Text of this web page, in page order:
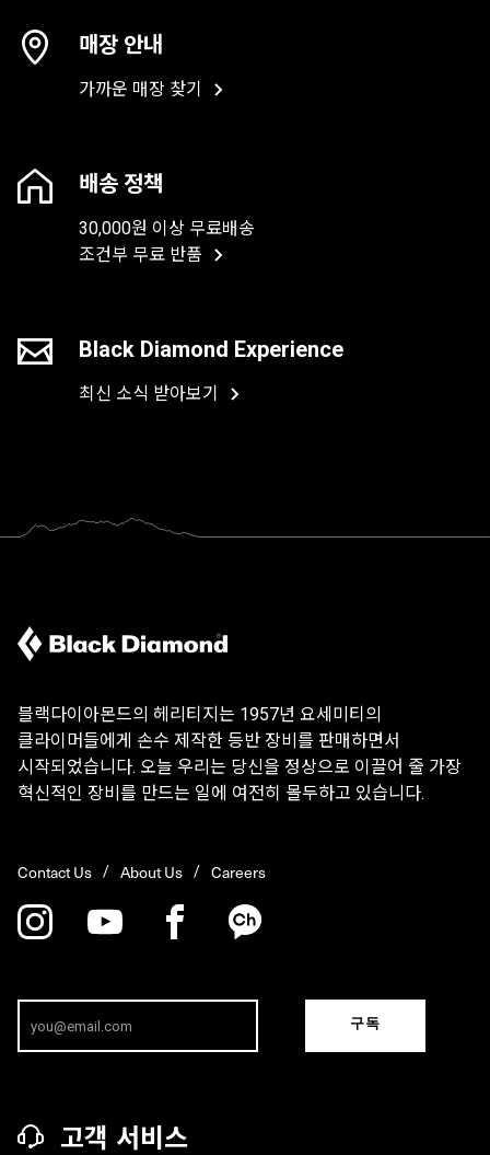
매장 안내
가까운 매장 찾기
배송 정책
30,000원 이상 무료배송
조건부 무료 반품
Black Diamond Experience
최신 소식 받아보기
블랙다이아몬드의 헤리티지는 1957년 요세미티의
클라이머들에게 손수 제작한 등반 장비를 판매하면서
시작되었습니다. 오늘 우리는 당신을 정상으로 이끌어 줄 가장
혁신적인 장비를 만드는 일에 여전히 몰두하고 있습니다.
Contact Us About Us Careers
구독
고객 서비스